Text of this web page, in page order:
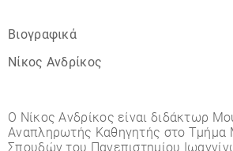
Βιογραφικά
Νίκος Ανδρίκος
Ο Νίκος Ανδρίκος είναι διδάκτωρ
Αναπληρωτής Καθηγητής στο Τµήµα
Σπουδών του Πανεπιστηµίου